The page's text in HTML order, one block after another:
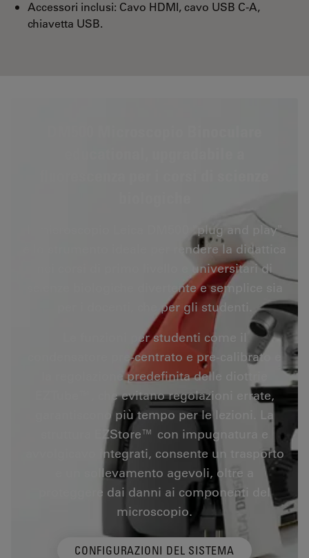
Accessori inclusi: Cavo HDMI, cavo USB C-A,
chiavetta USB.
Il microscopio Leica DM500 "plug and play"
è lo strumento ideale per rendere la didattica
nei corsi di primo livello e universitari di
scienze biologiche divertente e semplice sia
per i docenti, che per gli studenti.
Le funzioni per studenti come il
condensatore pre-centrato e pre-calibrato e
la regolazione predefinita delle diottrie
EZTube™, che evitano regolazioni errate,
garantiscono più tempo per le lezioni. La
struttura EZStore™ con impugnatura e
avvolgicavo integrati, consente un trasporto
e un sollevamento agevoli, oltre a
proteggere dai danni ai componenti del
microscopio.
CONFIGURAZIONI DEL SISTEMA